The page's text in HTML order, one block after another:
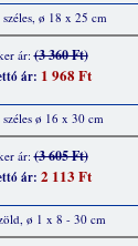
ø 18 x 25 cm
ár:(3 360 Ft)
ár: 1 968 Ft
ø 16 x 30 cm
ár:(3 605 Ft)
ár: 2 113 Ft
ø 1 x 8 - 30 cm